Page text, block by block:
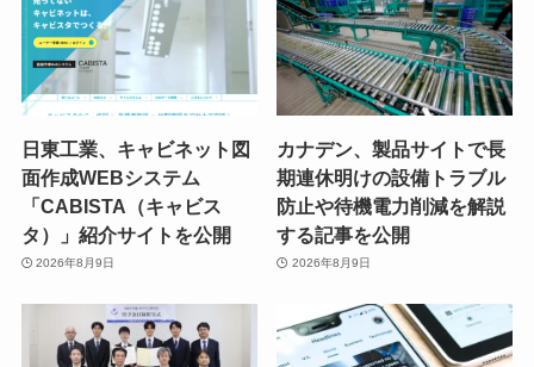
日東工業、キャビネット図
面作成WEBシステム
「CABISTA（キャビス
タ）」紹介サイトを公開
2026年8月9日
カナデン、製品サイトで長
期連休明けの設備トラブル
防止や待機電力削減を解説
する記事を公開
2026年8月9日